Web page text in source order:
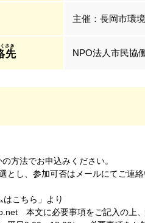
主催：長岡市環
先 NPO法人市民協
方法でお申込みください。
し、参加可否はメールにてご連絡
こちら」より
本文に必要事項をご記入の上、